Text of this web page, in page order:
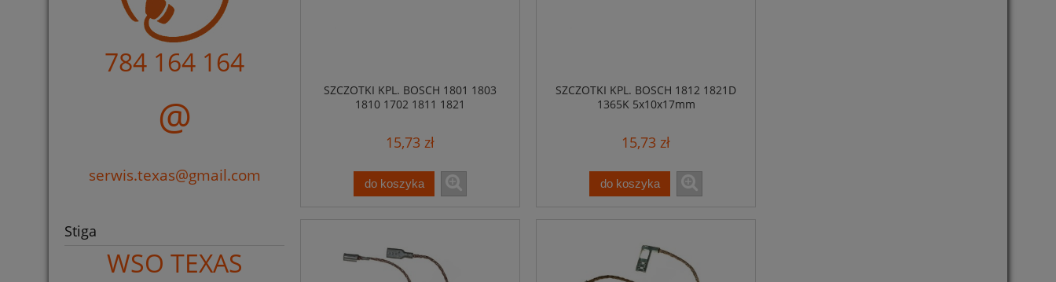
784 164 164
@
serwis.texas@gmail.com
Stiga
WSO TEXAS
SZCZOTKI KPL. BOSCH 1801 1803
1810 1702 1811 1821
15,73 zł
do koszyka
SZCZOTKI KPL. BOSCH 1812 1821D
1365K 5x10x17mm
15,73 zł
do koszyka